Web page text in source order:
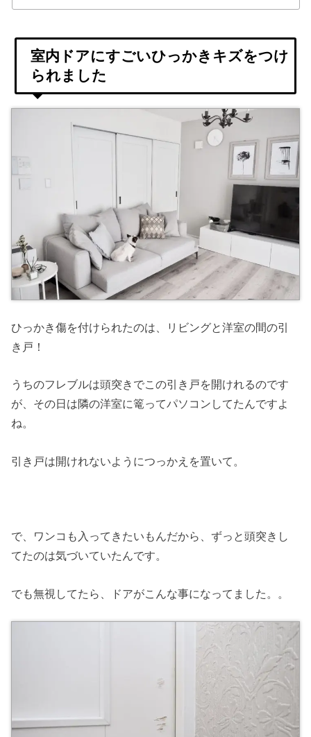
室内ドアにすごいひっかきキズをつけ
られました
ひっかき傷を付けられたのは、リビングと洋室の間の引
き戸！
うちのフレブルは頭突きでこの引き戸を開けれるのです
が、その日は隣の洋室に篭ってパソコンしてたんですよ
ね。
引き戸は開けれないようにつっかえを置いて。
で、ワンコも入ってきたいもんだから、ずっと頭突きし
てたのは気づいていたんです。
でも無視してたら、ドアがこんな事になってました。。